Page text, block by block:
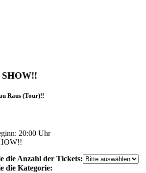
Raus (Tour)!!
20:00 Uhr
die Anzahl der Tickets:
die Kategorie: